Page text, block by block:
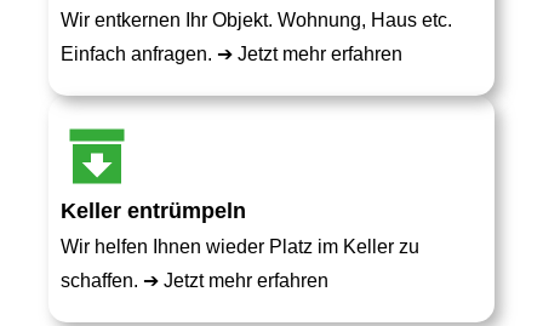
Wir entkernen Ihr Objekt. Wohnung, Haus etc.
Einfach anfragen. ➔ Jetzt mehr erfahren
Keller entrümpeln
Wir helfen Ihnen wieder Platz im Keller zu
schaffen. ➔ Jetzt mehr erfahren